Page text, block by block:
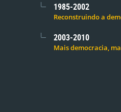
1985-2002
Reconstruindo a
2003-2010
Mais democracia,